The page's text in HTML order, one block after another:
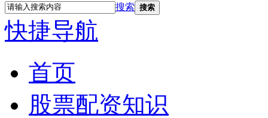
搜索 搜索
快捷导航
首页
股票配资知识